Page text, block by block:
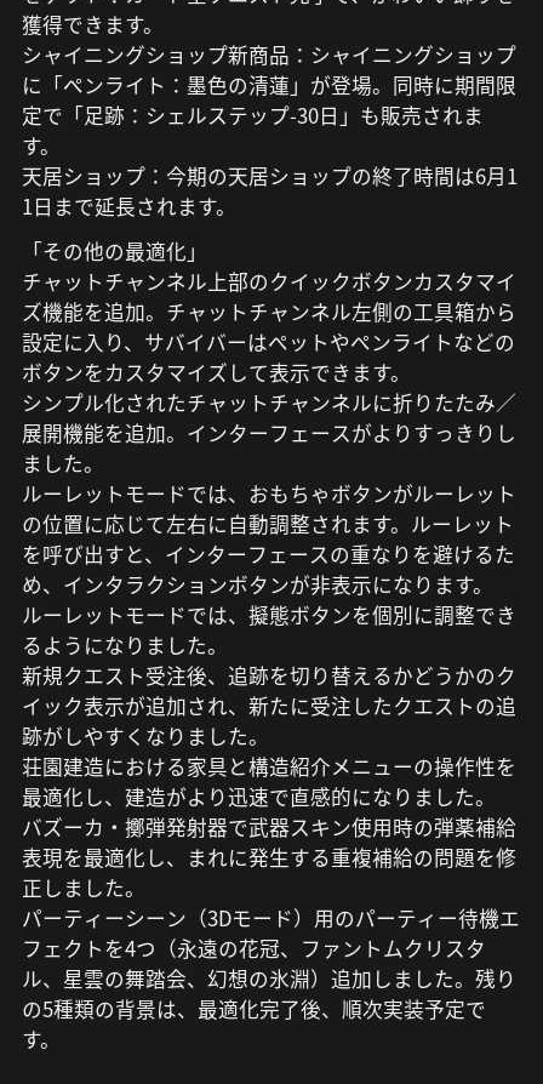
獲得できます。
シャイニングショップ新商品：シャイニングショップ
に「ペンライト：墨色の清蓮」が登場。同時に期間限
定で「足跡：シェルステップ-30日」も販売されま
す。
天居ショップ：今期の天居ショップの終了時間は6月1
1日まで延長されます。
「その他の最適化」
チャットチャンネル上部のクイックボタンカスタマイ
ズ機能を追加。チャットチャンネル左側の工具箱から
設定に入り、サバイバーはペットやペンライトなどの
ボタンをカスタマイズして表示できます。
シンプル化されたチャットチャンネルに折りたたみ／
展開機能を追加。インターフェースがよりすっきりし
ました。
ルーレットモードでは、おもちゃボタンがルーレット
の位置に応じて左右に自動調整されます。ルーレット
を呼び出すと、インターフェースの重なりを避けるた
め、インタラクションボタンが非表示になります。
ルーレットモードでは、擬態ボタンを個別に調整でき
るようになりました。
新規クエスト受注後、追跡を切り替えるかどうかのク
イック表示が追加され、新たに受注したクエストの追
跡がしやすくなりました。
荘園建造における家具と構造紹介メニューの操作性を
最適化し、建造がより迅速で直感的になりました。
バズーカ・擲弾発射器で武器スキン使用時の弾薬補給
表現を最適化し、まれに発生する重複補給の問題を修
正しました。
パーティーシーン（3Dモード）用のパーティー待機エ
フェクトを4つ（永遠の花冠、ファントムクリスタ
ル、星雲の舞踏会、幻想の氷淵）追加しました。残り
の5種類の背景は、最適化完了後、順次実装予定で
す。